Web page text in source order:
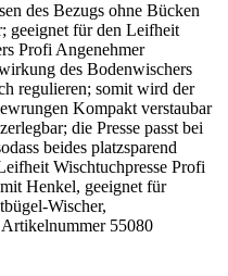
des Bezugs ohne Bücken
geeignet für den Leifheit
Profi Angenehmer
des Bodenwischers
regulieren; somit wird der
Kompakt verstaubar
die Presse passt bei
beides platzsparend
Wischtuchpresse Profi
Henkel, geeignet für
Wischer,
55080